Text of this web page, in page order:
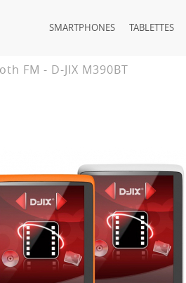
SMARTPHONES TABLETTES
FM - D-JIX M390BT